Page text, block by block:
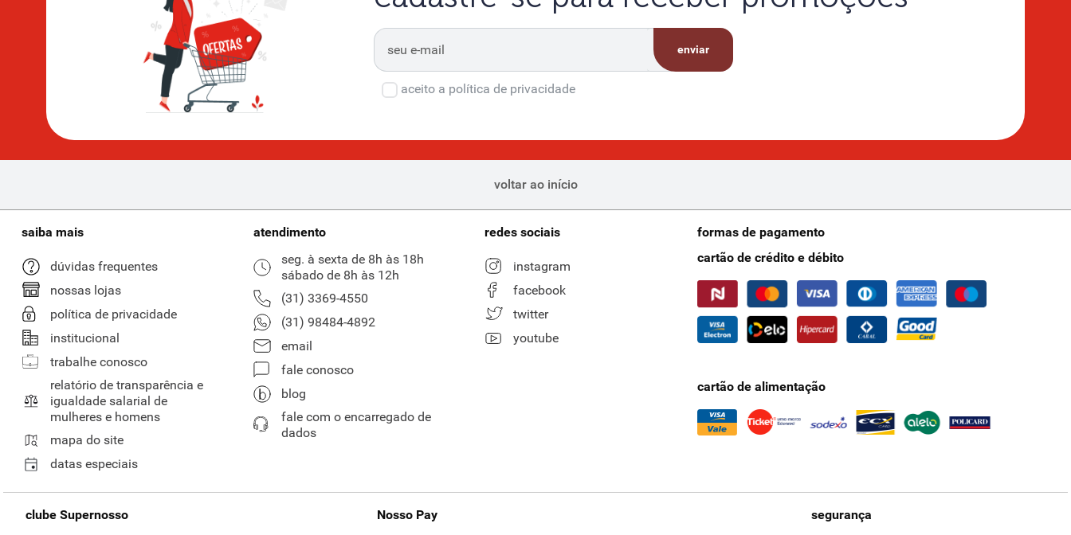
enviar
aceito a política de privacidade
voltar ao início
saiba mais
dúvidas frequentes
nossas lojas
política de privacidade
institucional
trabalhe conosco
relatório de transparência e
igualdade salarial de
mulheres e homens
mapa do site
datas especiais
atendimento
seg. à sexta de 8h às 18h
sábado de 8h às 12h
(31) 3369-4550
(31) 98484-4892
email
fale conosco
blog
fale com o encarregado de
dados
redes sociais
instagram
facebook
twitter
youtube
formas de pagamento
cartão de crédito e débito
cartão de alimentação
clube Supernosso Nosso Pay segurança